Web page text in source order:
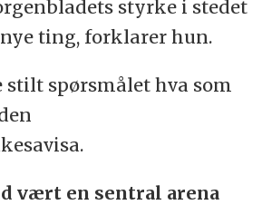
styrke i stedet
ting, forklarer hun.
spørsmålet hva som
vært en sentral arena